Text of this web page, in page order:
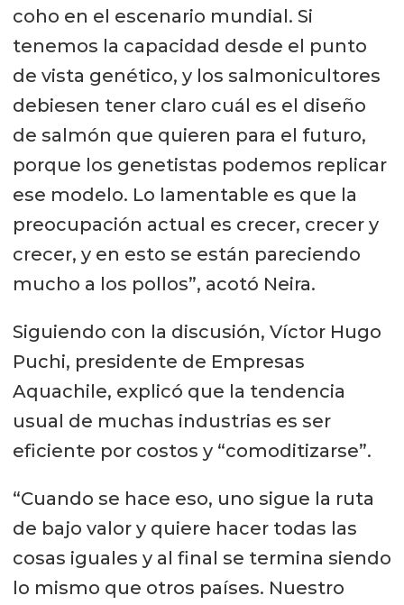
coho en el escenario mundial. Si
tenemos la capacidad desde el punto
de vista genético, y los salmonicultores
debiesen tener claro cuál es el diseño
de salmón que quieren para el futuro,
porque los genetistas podemos replicar
ese modelo. Lo lamentable es que la
preocupación actual es crecer, crecer y
crecer, y en esto se están pareciendo
mucho a los pollos”, acotó Neira.
Siguiendo con la discusión, Víctor Hugo
Puchi, presidente de Empresas
Aquachile, explicó que la tendencia
usual de muchas industrias es ser
eficiente por costos y “comoditizarse”.
“Cuando se hace eso, uno sigue la ruta
de bajo valor y quiere hacer todas las
cosas iguales y al final se termina siendo
lo mismo que otros países. Nuestro